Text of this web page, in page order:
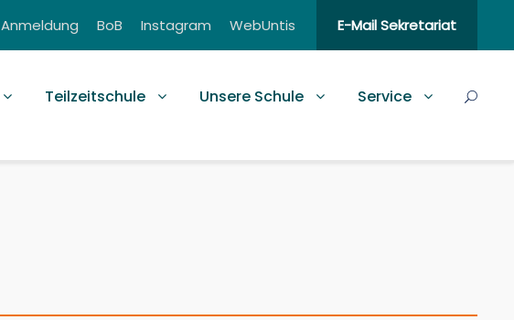
Anmeldung BoB Instagram WebUntis E-Mail Sekretariat
Teilzeitschule Unsere Schule Service